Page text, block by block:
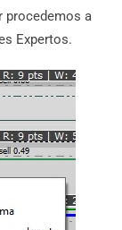
procedemos a
Expertos.